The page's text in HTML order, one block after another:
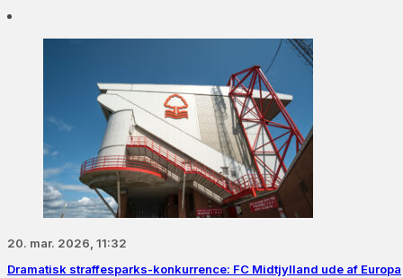
20. mar. 2026, 11:32
Dramatisk straffesparks-konkurrence: FC Midtjylland ude af Europa